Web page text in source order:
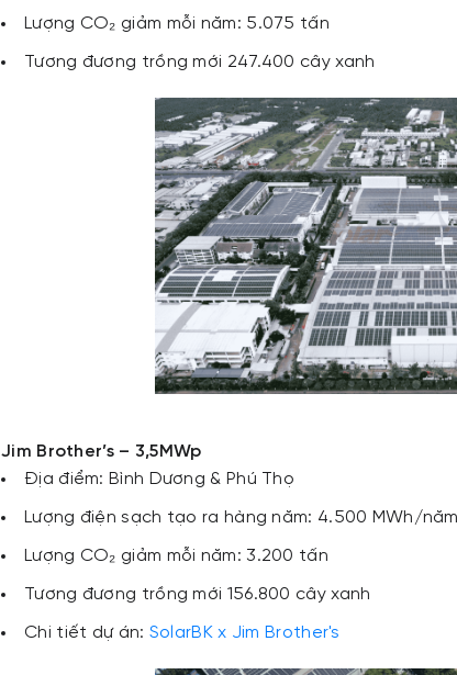
Lượng CO₂ giảm mỗi năm: 5.075 tấn
Tương đương trồng mới 247.400 cây xanh
Jim Brother’s – 3,5MWp
Địa điểm: Bình Dương & Phú Thọ
Lượng điện sạch tạo ra hàng năm: 4.500 MWh/năm
Lượng CO₂ giảm mỗi năm: 3.200 tấn
Tương đương trồng mới 156.800 cây xanh
Chi tiết dự án: SolarBK x Jim Brother's